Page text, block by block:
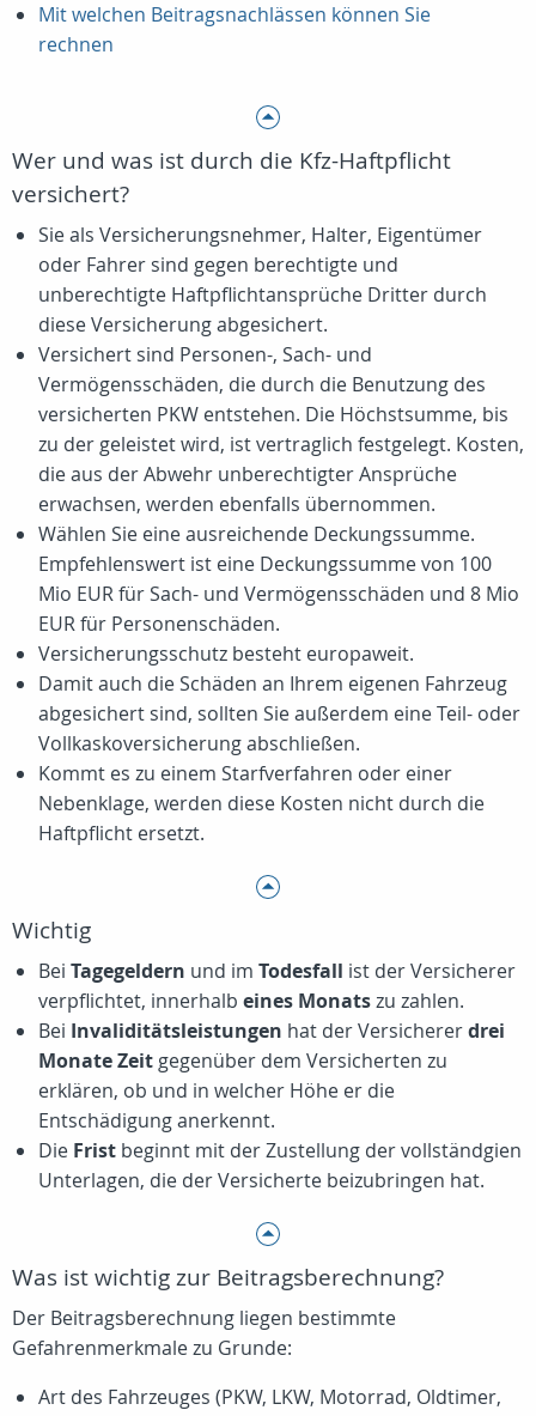
Mit welchen Beitragsnachlässen können Sie
rechnen
Wer und was ist durch die Kfz-Haftpflicht
versichert?
Sie als Versicherungsnehmer, Halter, Eigentümer
oder Fahrer sind gegen berechtigte und
unberechtigte Haftpflichtansprüche Dritter durch
diese Versicherung abgesichert.
Versichert sind Personen-, Sach- und
Vermögensschäden, die durch die Benutzung des
versicherten PKW entstehen. Die Höchstsumme, bis
zu der geleistet wird, ist vertraglich festgelegt. Kosten,
die aus der Abwehr unberechtigter Ansprüche
erwachsen, werden ebenfalls übernommen.
Wählen Sie eine ausreichende Deckungssumme.
Empfehlenswert ist eine Deckungssumme von 100
Mio EUR für Sach- und Vermögensschäden und 8 Mio
EUR für Personenschäden.
Versicherungsschutz besteht europaweit.
Damit auch die Schäden an Ihrem eigenen Fahrzeug
abgesichert sind, sollten Sie außerdem eine Teil- oder
Vollkaskoversicherung abschließen.
Kommt es zu einem Starfverfahren oder einer
Nebenklage, werden diese Kosten nicht durch die
Haftpflicht ersetzt.
Wichtig
Bei Tagegeldern und im Todesfall ist der Versicherer
verpflichtet, innerhalb eines Monatszu zahlen.
Bei Invaliditätsleistungen hat der Versichererdrei
Monate Zeitgegenüber dem Versicherten zu
erklären, ob und in welcher Höhe er die
Entschädigung anerkennt.
Die Frist beginnt mit der Zustellung der vollständgien
Unterlagen, die der Versicherte beizubringen hat.
Was ist wichtig zur Beitragsberechnung?
Der Beitragsberechnung liegen bestimmte
Gefahrenmerkmale zu Grunde:
Art des Fahrzeuges (PKW, LKW, Motorrad, Oldtimer,